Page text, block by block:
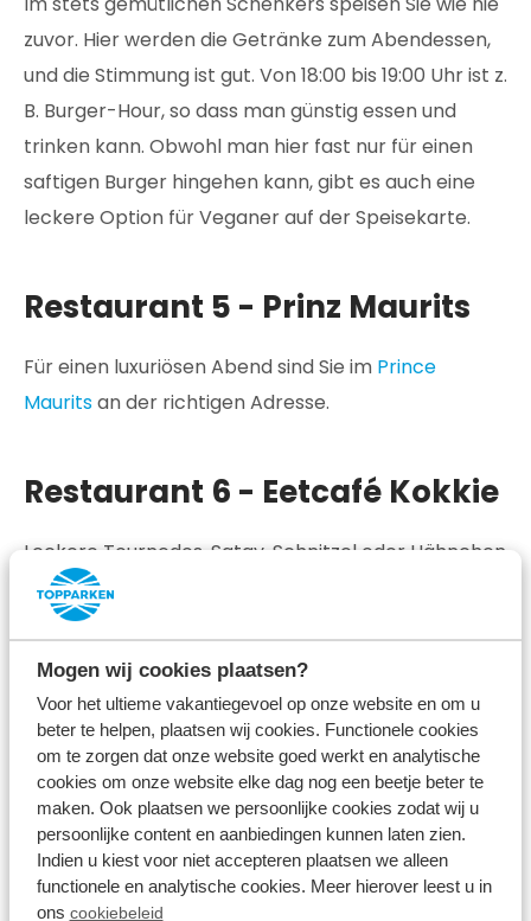
Mogen wij cookies plaatsen?
Voor het ultieme vakantiegevoel op onze website en om u
beter te helpen, plaatsen wij cookies. Functionele cookies
om te zorgen dat onze website goed werkt en analytische
cookies om onze website elke dag nog een beetje beter te
maken. Ook plaatsen we persoonlijke cookies zodat wij u
persoonlijke content en aanbiedingen kunnen laten zien.
Indien u kiest voor niet accepteren plaatsen we alleen
functionele en analytische cookies. Meer hierover leest u in
ons cookiebeleid
zuvor. Hier werden die Getränke zum Abendessen,
und die Stimmung ist gut. Von 18:00 bis 19:00 Uhr ist z.
B. Burger-Hour, so dass man günstig essen und
trinken kann. Obwohl man hier fast nur für einen
saftigen Burger hingehen kann, gibt es auch eine
leckere Option für Veganer auf der Speisekarte.
Restaurant 5 - Prinz Maurits
Für einen luxuriösen Abend sind Sie im Prince
Mauritsan der richtigen Adresse.
Restaurant 6 - Eetcafé Kokkie
Leckere Tournedos, Satay, Schnitzel oder Hähnchen
gibt es bei
ist für alle geeignet, die eine ungezwungene
Atmosphäre und gutes Essen lieben. Außerdem sind
die Gerichte preisgünstig, so dass das Essen im
Eetcafe Kokkie sowohl für Sie als auch für Ihren
Geldbeutel ein Genuss ist.
Restaurant 7 -
Malkenschoten